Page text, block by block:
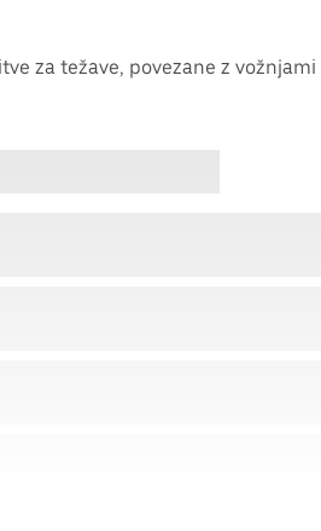
za težave, povezane z